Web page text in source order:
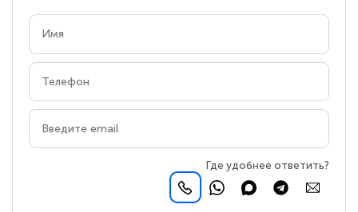
Где удобнее ответить?